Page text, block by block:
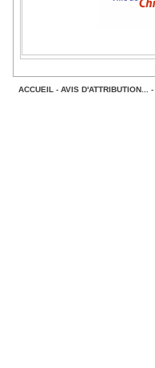
ACCUEIL - AVIS D'ATTRIBUTION... -